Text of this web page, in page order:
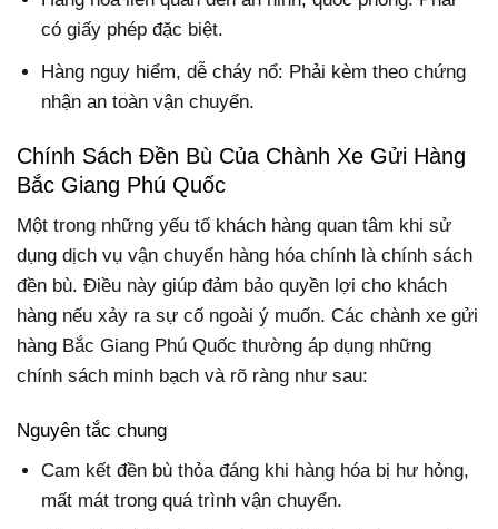
có giấy phép đặc biệt.
Hàng nguy hiểm, dễ cháy nổ: Phải kèm theo chứng
nhận an toàn vận chuyển.
Chính Sách Đền Bù Của Chành Xe Gửi Hàng
Bắc Giang Phú Quốc
Một trong những yếu tố khách hàng quan tâm khi sử
dụng dịch vụ vận chuyển hàng hóa chính là chính sách
đền bù. Điều này giúp đảm bảo quyền lợi cho khách
hàng nếu xảy ra sự cố ngoài ý muốn. Các chành xe gửi
hàng Bắc Giang Phú Quốc thường áp dụng những
chính sách minh bạch và rõ ràng như sau:
Nguyên tắc chung
Cam kết đền bù thỏa đáng khi hàng hóa bị hư hỏng,
mất mát trong quá trình vận chuyển.